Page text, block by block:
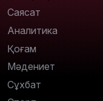
Саясат
Аналитика
Қоғам
Мәдениет
Сұхбат